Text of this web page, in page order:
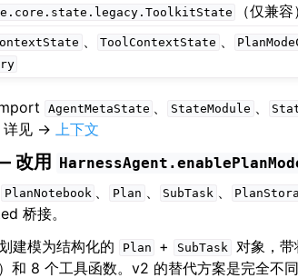
（仅兼容
ToolContextState
AgentMetaState StateModule
详见 → 上下文
改用
PlanNotebook Plan SubTask
桥接。
建模为结构化的 Plan + SubTask
对象，
8 个工具函数。v2 的替代方案是完全不